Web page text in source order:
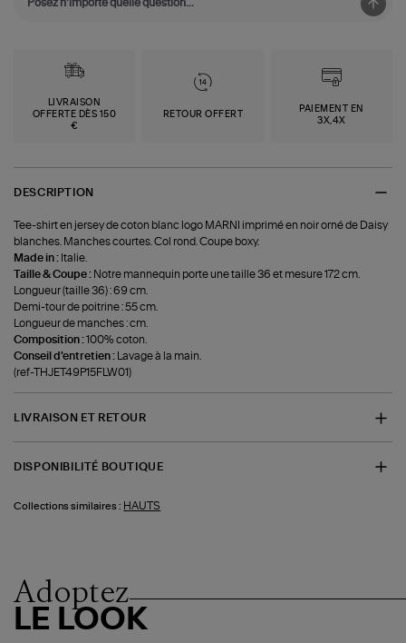
LIVRAISON
OFFERTE DÈS 150
€
RETOUR OFFERT
PAIEMENT EN
3X,4X
DESCRIPTION
Tee-shirt en jersey de coton blanc logo MARNI imprimé en noir orné de Daisy
blanches. Manches courtes. Col rond. Coupe boxy.
Made in : Italie.
Taille & Coupe : Notre mannequin porte une taille 36 et mesure 172 cm.
Longueur (taille 36) : 69 cm.
Demi-tour de poitrine : 55 cm.
Longueur de manches : cm.
Composition :100% coton.
Conseil d'entretien : Lavage à la main.
(ref-THJET49P15FLW01)
LIVRAISON ET RETOUR
DISPONIBILITÉ BOUTIQUE
Collections similaires : HAUTS
Adoptez
LE LOOK